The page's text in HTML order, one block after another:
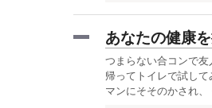
あなたの健康
つまらない合コンで
帰ってトイレで試し
マンにそそのかされ